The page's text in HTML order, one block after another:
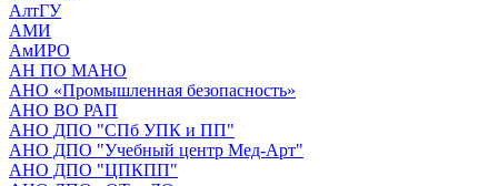
АлтГУ
АМИ
АмИРО
АН ПО МАНО
АНО «Промышленная безопасность»
АНО ВО РАП
АНО ДПО "СПб УПК и ПП"
АНО ДПО "Учебный центр Мед-Арт"
АНО ДПО "ЦПКПП"